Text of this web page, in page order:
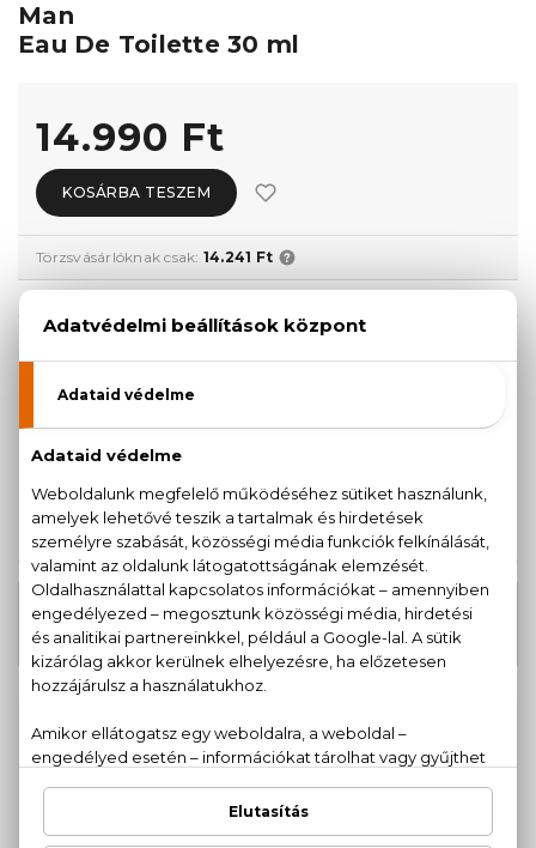
Man
Eau De Toilette 30 ml
14.990 Ft
KOSÁRBA TESZEM
Törzsvásárlóknak csak: 14.241 Ft
KISZERELÉS KIVÁLASZTÁSA
30 ml
14.990 Ft
50 ml
KAPCSOLÓDÓ TERMÉKEK
Man Eau De Toilette Zsebparfüm
20 ml
10.380 Ft
100% eredeti termékek,14 napos visszaküldési
garanciával
Kérdésed van, elakadtál? Hívd ügyfélszolgálatunkat:+36